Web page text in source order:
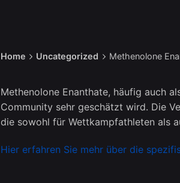
Home Uncategorized Methenolone
Methenolone Enanthate, häufig auch
Community sehr geschätzt wird. Die
die sowohl für Wettkampfathleten als
Hier erfahren Sie mehr über die